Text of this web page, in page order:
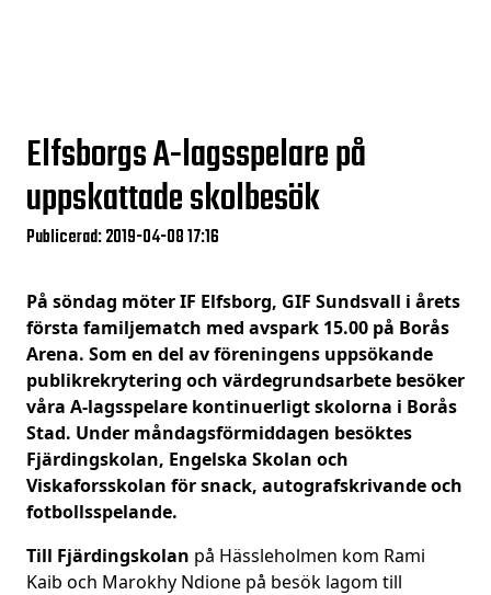
Elfsborgs A-lagsspelare på
uppskattade skolbesök
Publicerad: 2019-04-08 17:16
På söndag möter IF Elfsborg, GIF Sundsvall i årets
första familjematch med avspark 15.00 på Borås
Arena. Som en del av föreningens uppsökande
publikrekrytering och värdegrundsarbete besöker
våra A-lagsspelare kontinuerligt skolorna i Borås
Stad. Under måndagsförmiddagen besöktes
Fjärdingskolan, Engelska Skolan och
Viskaforsskolan för snack, autografskrivande och
fotbollsspelande.
Till Fjärdingskolan på Hässleholmen kom Rami
Kaib och Marokhy Ndione på besök lagom till